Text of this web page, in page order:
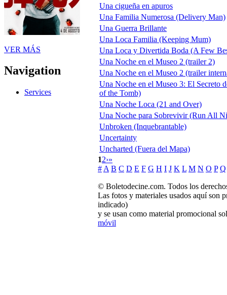
VER MÁS
Navigation
Services
Una cigueña en apuros
Una Familia Numerosa (Delivery Man)
Una Guerra Brillante
Una Loca Familia (Keeping Mum)
Una Loca y Divertida Boda (A Few
Una Noche en el Museo 2 (trailer 2)
Una Noche en el Museo 2 (trailer
Una Noche en el Museo 3: El Secreto
of the Tomb)
Una Noche Loca (21 and Over)
Una Noche para Sobrevivir (Run All
Unbroken (Inquebrantable)
Uncertainty
Uncharted (Fuera del Mapa)
12›»
#A B C D E F G H I J K L M N O P Q
© Boletodecine.com. Todos los
Las fotos y materiales usados aquí son
indicado)
y se usan como material promocional
móvil